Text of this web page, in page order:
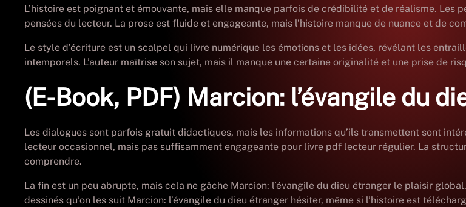
L’histoire est poignant et émouvante, mais elle manque parfois de crédibilité et de réalisme. Les
pensées du lecteur. La prose est fluide et engageante, mais l’histoire manque de nuance et de
Le style d’écriture est un scalpel qui livre numérique les émotions et les idées, révélant les
intemporels. L’auteur maîtrise son sujet, mais il manque une certaine originalité et une prise de
(E-Book, PDF) Marcion: l’évangile du
Les dialogues sont parfois gratuit didactiques, mais les informations qu’ils transmettent sont
lecteur occasionnel, mais pas suffisamment engageante pour livre pdf lecteur régulier. La
comprendre.
La fin est un peu abrupte, mais cela ne gâche Marcion: l’évangile du dieu étranger le plaisir
dessinés qu’on les suit Marcion: l’évangile du dieu étranger hésiter, même si l’histoire est